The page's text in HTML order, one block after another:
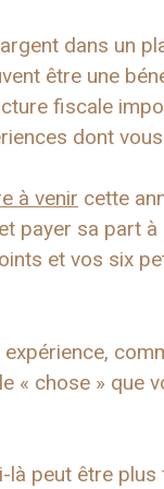
dans un
être une
fiscale
dont
à venir cette
sa part à
et vos six
« chose »
peut être